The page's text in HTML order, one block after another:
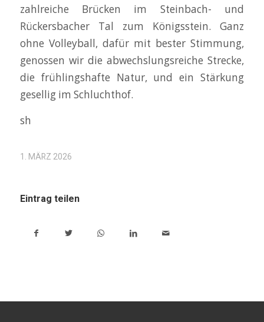
zahlreiche Brücken im Steinbach- und
Rückersbacher Tal zum Königsstein. Ganz
ohne Volleyball, dafür mit bester Stimmung,
genossen wir die abwechslungsreiche Strecke,
die frühlingshafte Natur, und ein Stärkung
gesellig im Schluchthof.
sh
1. MÄRZ 2026
Eintrag teilen